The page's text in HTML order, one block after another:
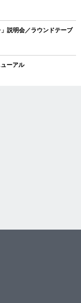
説明会／ラウンドテーブ
ーアル